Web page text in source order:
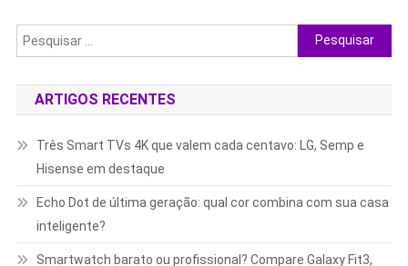
Pesquisar
por:
ARTIGOS RECENTES
Três Smart TVs 4K que valem cada centavo: LG, Semp e
Hisense em destaque
Echo Dot de última geração: qual cor combina com sua casa
inteligente?
Smartwatch barato ou profissional? Compare Galaxy Fit3,